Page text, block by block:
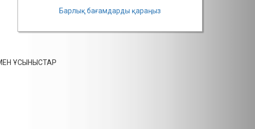
Барлық бағамдарды қараңыз
ҰСЫНЫСТАР